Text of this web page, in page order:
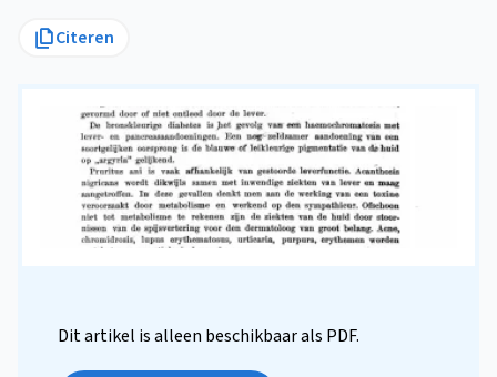
Citeren
Dit artikel is alleen beschikbaar als PDF.